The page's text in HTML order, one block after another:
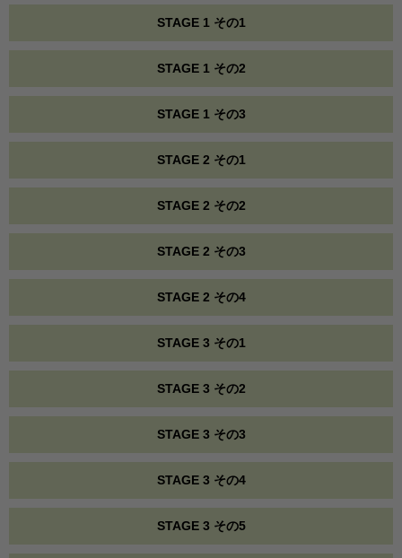
STAGE 1 その1
STAGE 1 その2
STAGE 1 その3
STAGE 2 その1
STAGE 2 その2
STAGE 2 その3
STAGE 2 その4
STAGE 3 その1
STAGE 3 その2
STAGE 3 その3
STAGE 3 その4
STAGE 3 その5